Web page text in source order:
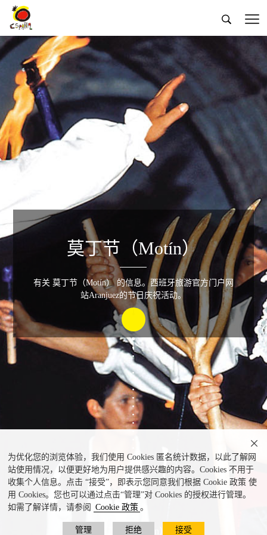
 
为优化您的浏览体验，我们使用 Cookies 匿名统计数据，以此了解网
站使用情况，以便更好地为用户提供感兴趣的内容。Cookies 不用于
收集个人信息。点击 “接受”，即表示您同意我们根据 Cookie 政策 使
用 Cookies。您也可以通过点击“管理”对 Cookies 的授权进行管理。
如需了解详情，请参阅
Cookie 政策 。
管理 拒绝 接受

莫丁节（Motín）
莫丁节（Motín）
有关 莫丁节（Motín） 的信息。西班牙旅游官方门户网
站Aranjuez的节日庆祝活动。